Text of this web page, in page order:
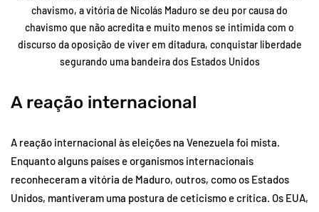
chavismo, a vitória de Nicolás Maduro se deu por causa do
chavismo que não acredita e muito menos se intimida com o
discurso da oposição de viver em ditadura, conquistar liberdade
segurando uma bandeira dos Estados Unidos
A reação internacional
A reação internacional às eleições na Venezuela foi mista.
Enquanto alguns países e organismos internacionais
reconheceram a vitória de Maduro, outros, como os Estados
Unidos, mantiveram uma postura de ceticismo e crítica. Os EUA,